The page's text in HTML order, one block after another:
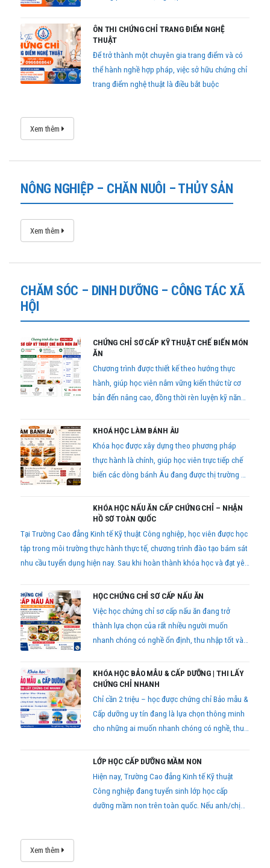
ÔN THI CHỨNG CHỈ TRANG ĐIỂM NGHỆ
THUẬT
Để trở thành một chuyên gia trang điểm và có
thể hành nghề hợp pháp, việc sở hữu chứng chỉ
trang điểm nghệ thuật là điều bắt buộc
Xem thêm
NÔNG NGHIỆP – CHĂN NUÔI – THỦY SẢN
Xem thêm
CHĂM SÓC – DINH DƯỠNG – CÔNG TÁC XÃ
HỘI
CHỨNG CHỈ SƠ CẤP KỸ THUẬT CHẾ BIẾN MÓN
ĂN
Chương trình được thiết kế theo hướng thực
hành, giúp học viên nắm vững kiến thức từ cơ
bản đến nâng cao, đồng thời rèn luyện kỹ năng
vào công việc sau khi hoàn thành khóa học.
KHOÁ HỌC LÀM BÁNH ÂU
Khóa học được xây dựng theo phương pháp
thực hành là chính, giúp học viên trực tiếp chế
biến các dòng bánh Âu đang được thị trường ưa
KHÓA HỌC NẤU ĂN CẤP CHỨNG CHỈ – NHẬN
HỒ SƠ TOÀN QUỐC
Tại Trường Cao đẳng Kinh tế Kỹ thuật Công nghiệp, học viên được học
tập trong môi trường thực hành thực tế, chương trình đào tạo bám sát
nhu cầu tuyển dụng hiện nay. Sau khi hoàn thành khóa học và đạt yêu
hồ sơ lao động trên toàn quốc.HỌC CHỨNG CHỈ SƠ CẤP NẤU ĂN
Việc học chứng chỉ sơ cấp nấu ăn đang trở
thành lựa chọn của rất nhiều người muốn
nhanh chóng có nghề ổn định, thu nhập tốt và
KHÓA HỌC BẢO MẪU & CẤP DƯỠNG | THI LẤY
CHỨNG CHỈ NHANH
Chỉ cần 2 triệu – học được chứng chỉ Bảo mẫu &
Cấp dưỡng uy tín đang là lựa chọn thông minh
cho những ai muốn nhanh chóng có nghề, thu
dục chuyên nghiệp
LỚP HỌC CẤP DƯỠNG MẦM NON
Hiện nay, Trường Cao đẳng Kinh tế Kỹ thuật
Công nghiệp đang tuyển sinh lớp học cấp
dưỡng mầm non trên toàn quốc. Nếu anh/chị
Xem thêm